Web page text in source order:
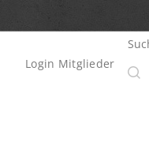
Login Mitglieder